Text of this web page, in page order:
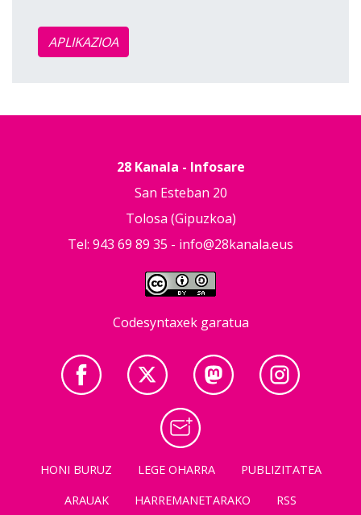
APLIKAZIOA
28 Kanala - Infosare
San Esteban 20
Tolosa (Gipuzkoa)
Tel: 943 69 89 35 - info@28kanala.eus
Codesyntaxek garatua
HONI BURUZ LEGE OHARRA
PUBLIZITATEA
ARAUAK
HARREMANETARAKO RSS